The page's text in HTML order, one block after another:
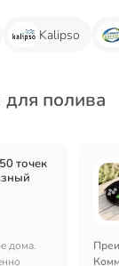
Kalipso
полива
точек
дома.